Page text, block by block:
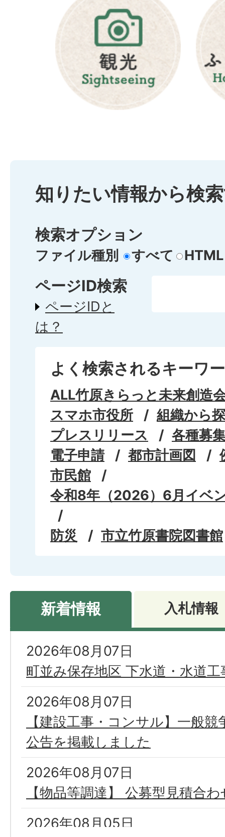
知りたい情報から検
検索オプション
ファイル種別 すべて HTML
ページID検索
ページIDと
は？
よく検索されるキーワ
ALL竹原きらっと未来創造
スマホ市役所
組織から
プレスリリース
各種募
電子申請
都市計画図
市民館
令和8年（2026）6月イベ
防災 市立竹原書院図書館
新着情報 入札情報
新
着
情
報
2026年08月07日
町並み保存地区 下水道・水道
2026年08月07日
【建設工事・コンサル】一般
公告を掲載しました
2026年08月07日
【物品等調達】 公募型見積合
2026年08月05日